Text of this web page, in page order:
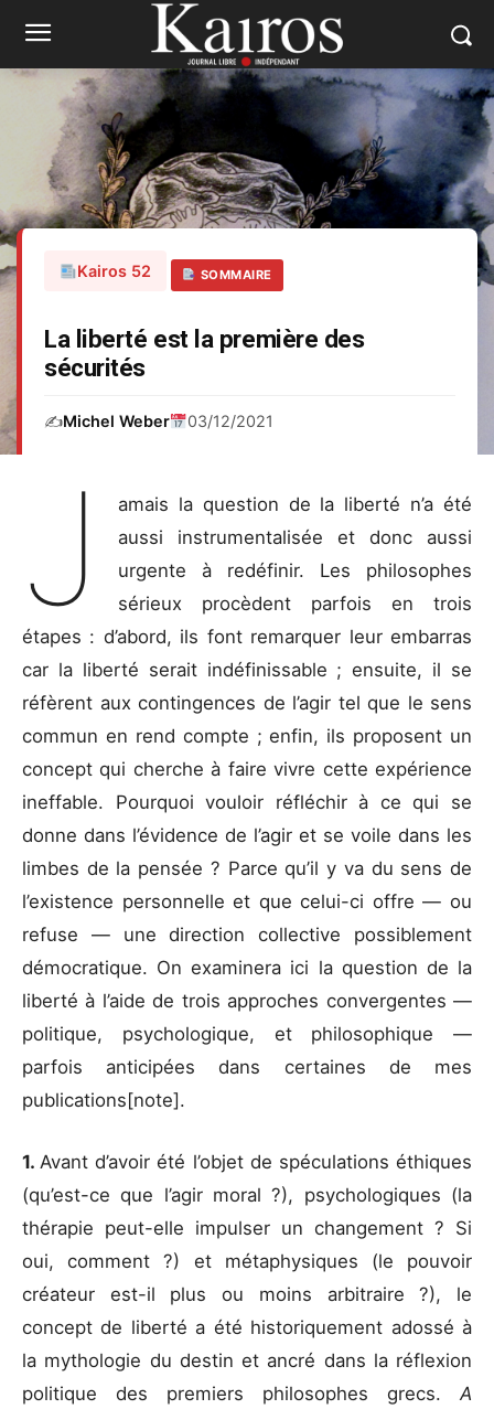
Kairos 52 SOMMAIRE
La liberté est la première des
sécurités
✍️Michel Weber 03/12/2021
J
amais la question de la liberté n’a été
aussi instrumentalisée et donc aussi
urgente à redéfinir. Les philosophes
sérieux procèdent parfois en trois
étapes : d’abord, ils font remarquer leur embarras
car la liberté serait indéfinissable ; ensuite, il se
réfèrent aux contingences de l’agir tel que le sens
commun en rend compte ; enfin, ils proposent un
concept qui cherche à faire vivre cette expérience
ineffable. Pourquoi vouloir réfléchir à ce qui se
donne dans l’évidence de l’agir et se voile dans les
limbes de la pensée ? Parce qu’il y va du sens de
l’existence personnelle et que celui-ci offre — ou
refuse — une direction collective possiblement
démocratique. On examinera ici la question de la
liberté à l’aide de trois approches convergentes —
politique, psychologique, et philosophique —
parfois anticipées dans certaines de mes
publications[note].
1. Avant d’avoir été l’objet de spéculations éthiques
(qu’est-ce que l’agir moral ?), psychologiques (la
thérapie peut-elle impulser un changement ? Si
oui, comment ?) et métaphysiques (le pouvoir
créateur est-il plus ou moins arbitraire ?), le
concept de liberté a été historiquement adossé à
la mythologie du destin et ancré dans la réflexion
politique des premiers philosophes grecs. A